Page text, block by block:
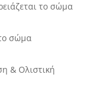
το σώμα
σώμα
& Ολιστική